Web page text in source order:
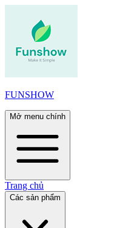
FUNSHOW
Mở menu chính
Trang chủ
Các sản phẩm